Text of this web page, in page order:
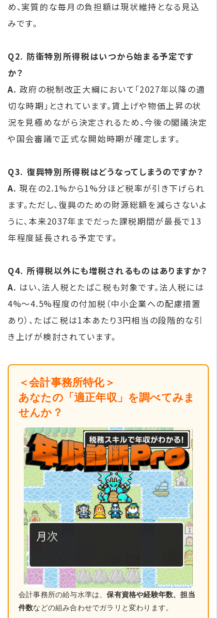
め、実質的な毎月の負担額は現状維持となる見込
みです。
Q2. 防衛特別所得税はいつから始まる予定です
か？
A. 政府の税制改正大綱において「2027年以降の適
切な時期」とされています。賃上げや物価上昇の状
況を見極めながら決定されるため、今後の閣議決定
や国会審議で正式な開始時期が確定します。
Q3. 復興特別所得税はどうなってしまうのですか？
A. 現在の2.1%から1%分ほど税率が引き下げられ
ます。ただし、復興のための財源総額を減らさないよ
うに、本来2037年までだった課税期間が最長で13
年程度延長される予定です。
Q4. 所得税以外にも増税されるものはありますか？
A. はい、法人税とたばこ税も対象です。法人税には
4%〜4.5%程度の付加税（中小企業への配慮措置
あり）、たばこ税は1本あたり3円相当の段階的な引
き上げが検討されています。
＜会計事務所特化＞
あなたの「適正年収」を調べてみま
せんか？
会計事務所の給与水準は、保有資格や経験年数、担当
件数などの組み合わせでガラリと変わります。